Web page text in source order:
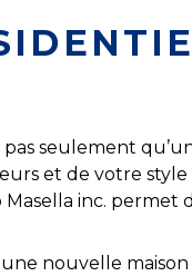
seulement
et de votre
Masella inc.
nouvelle